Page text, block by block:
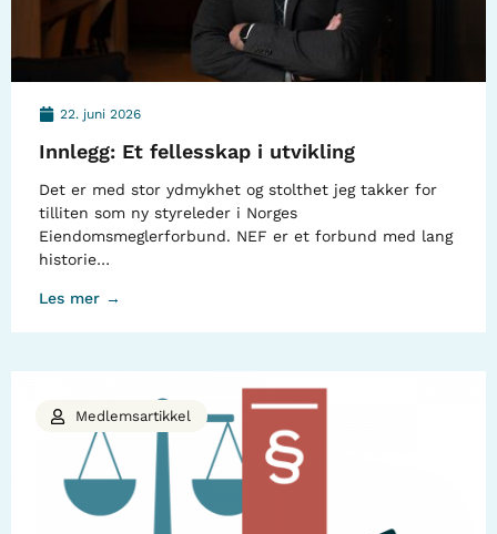
22. juni 2026
Innlegg: Et fellesskap i utvikling
Det er med stor ydmykhet og stolthet jeg takker for
tilliten som ny styreleder i Norges
Eiendomsmeglerforbund. NEF er et forbund med lang
historie…
Les mer →
Medlemsartikkel